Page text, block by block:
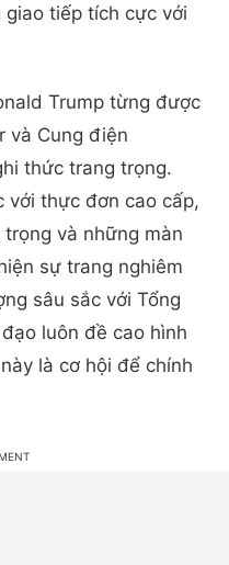
tiếp tích cực với
Trump từng được
và Cung điện
thức trang trọng.
với thực đơn cao cấp,
và những màn
sự trang nghiêm
sâu sắc với Tổng
luôn đề cao hình
là cơ hội để chính